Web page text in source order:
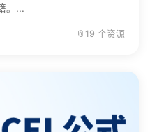
。...
📎 19 个资源